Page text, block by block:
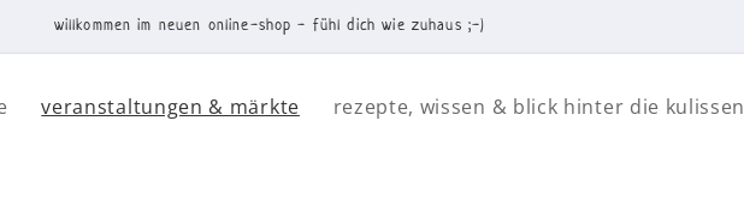
willkommen im neuen online-shop - fühl dich wie zuhaus ;-)
veranstaltungen & märkte rezepte, wissen & blick hinter die kulissen